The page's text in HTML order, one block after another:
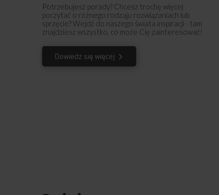
Potrzebujesz porady? Chcesz trochę więcej
poczytać o różnego rodzaju rozwiązaniach lub
sprzęcie? Wejdź do naszego świata inspiracji - tam
znajdziesz wszystko, co może Cię zainteresować!
Dowiedz się więcej